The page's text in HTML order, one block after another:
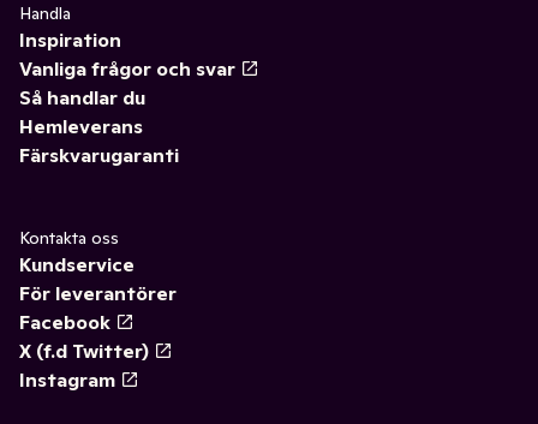
Handla
Inspiration
Vanliga frågor och svar
Så handlar du
Hemleverans
Färskvarugaranti
Kontakta oss
Kundservice
För leverantörer
Facebook
X (f.d Twitter)
Instagram